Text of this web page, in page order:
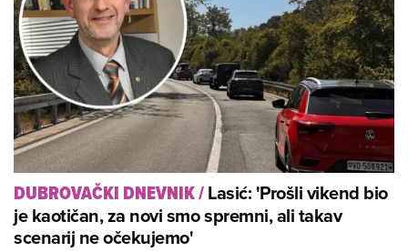
DUBROVAČKI DNEVNIK/Lasić: 'Prošli vikend bio
je kaotičan, za novi smo spremni, ali takav
scenarij ne očekujemo'